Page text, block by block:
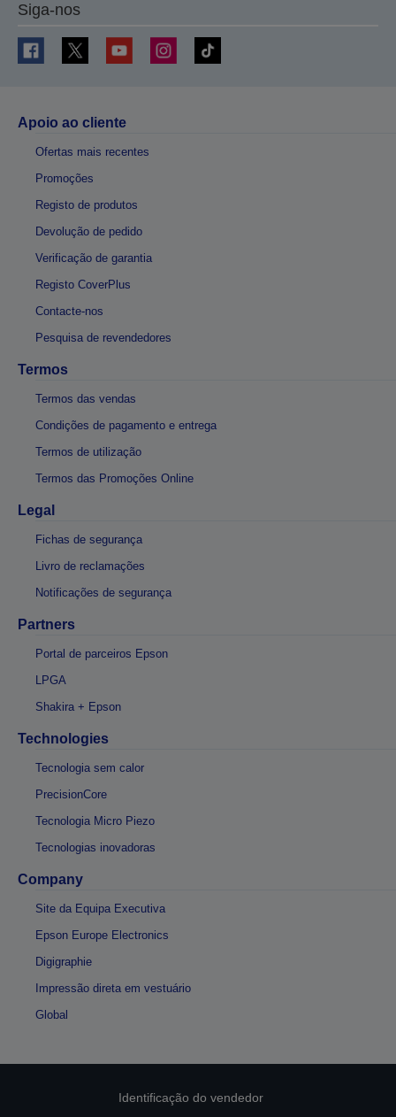
Siga-nos
Apoio ao cliente
Ofertas mais recentes
Promoções
Registo de produtos
Devolução de pedido
Verificação de garantia
Registo CoverPlus
Contacte-nos
Pesquisa de revendedores
Termos
Termos das vendas
Condições de pagamento e entrega
Termos de utilização
Termos das Promoções Online
Legal
Fichas de segurança
Livro de reclamações
Notificações de segurança
Partners
Portal de parceiros Epson
LPGA
Shakira + Epson
Technologies
Tecnologia sem calor
PrecisionCore
Tecnologia Micro Piezo
Tecnologias inovadoras
Company
Site da Equipa Executiva
Epson Europe Electronics
Digigraphie
Impressão direta em vestuário
Global
Identificação do vendedor